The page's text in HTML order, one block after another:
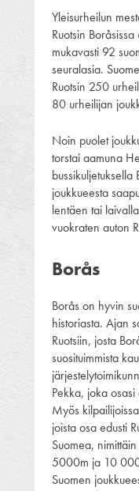
Yleisurheilun
Ruotsin
mukavasti 92
seuralasia.
Ruotsin 250
80 urheilijan
Noin puolet
torstai aamuna
joukkueesta
lentäen tai
vuokraten auton
Borås
Borås on hyvin
historiasta. Ajan
Ruotsiin, josta
suosituimmista
Pekka, joka
Myös
joista osa edusti
Suomea,
5000m ja 10
Suomen